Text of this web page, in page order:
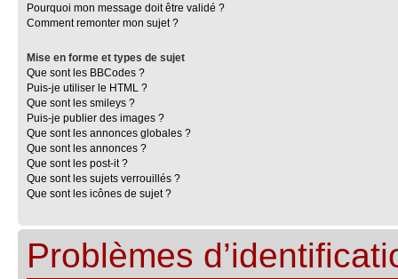
Pourquoi mon message doit être validé ?
Comment remonter mon sujet ?
Mise en forme et types de sujet
Que sont les BBCodes ?
Puis-je utiliser le HTML ?
Que sont les smileys ?
Puis-je publier des images ?
Que sont les annonces globales ?
Que sont les annonces ?
Que sont les post-it ?
Que sont les sujets verrouillés ?
Que sont les icônes de sujet ?
Problèmes